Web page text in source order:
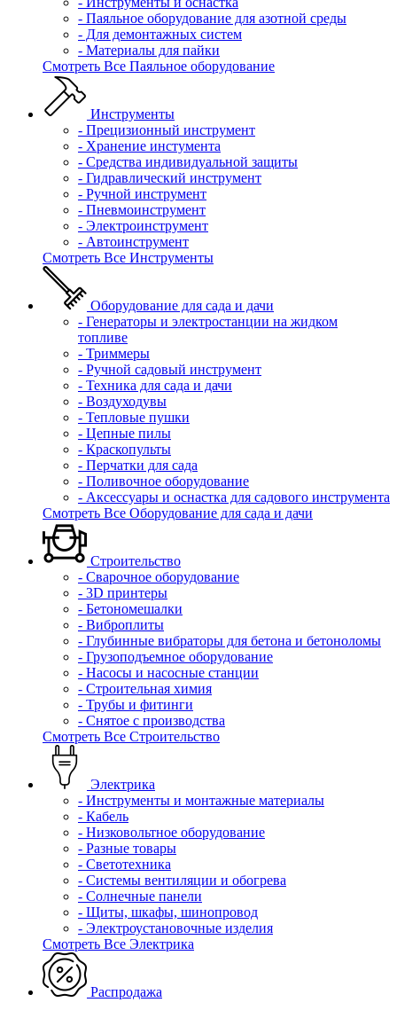
- Паяльное оборудование для азотной среды
- Для демонтажных систем
- Материалы для пайки
Смотреть Все Паяльное оборудование
Инструменты
- Прецизионный инструмент
- Хранение инстумента
- Средства индивидуальной защиты
- Гидравлический инструмент
- Ручной инструмент
- Пневмоинструмент
- Электроинструмент
- Автоинструмент
Смотреть Все Инструменты
Оборудование для сада и дачи
- Генераторы и электростанции на жидком
топливе
- Триммеры
- Ручной садовый инструмент
- Техника для сада и дачи
- Воздуходувы
- Тепловые пушки
- Цепные пилы
- Краскопульты
- Перчатки для сада
- Поливочное оборудование
- Аксессуары и оснастка для садового инструмента
Смотреть Все Оборудование для сада и дачи
Строительство
- Сварочное оборудование
- 3D принтеры
- Бетономешалки
- Виброплиты
- Глубинные вибраторы для бетона и бетоноломы
- Грузоподъемное оборудование
- Насосы и насосные станции
- Строительная химия
- Трубы и фитинги
- Снятое с производства
Смотреть Все Строительство
Электрика
- Инструменты и монтажные материалы
- Кабель
- Низковольтное оборудование
- Разные товары
- Светотехника
- Системы вентиляции и обогрева
- Солнечные панели
- Щиты, шкафы, шинопровод
- Электроустановочные изделия
Смотреть Все Электрика
Распродажа